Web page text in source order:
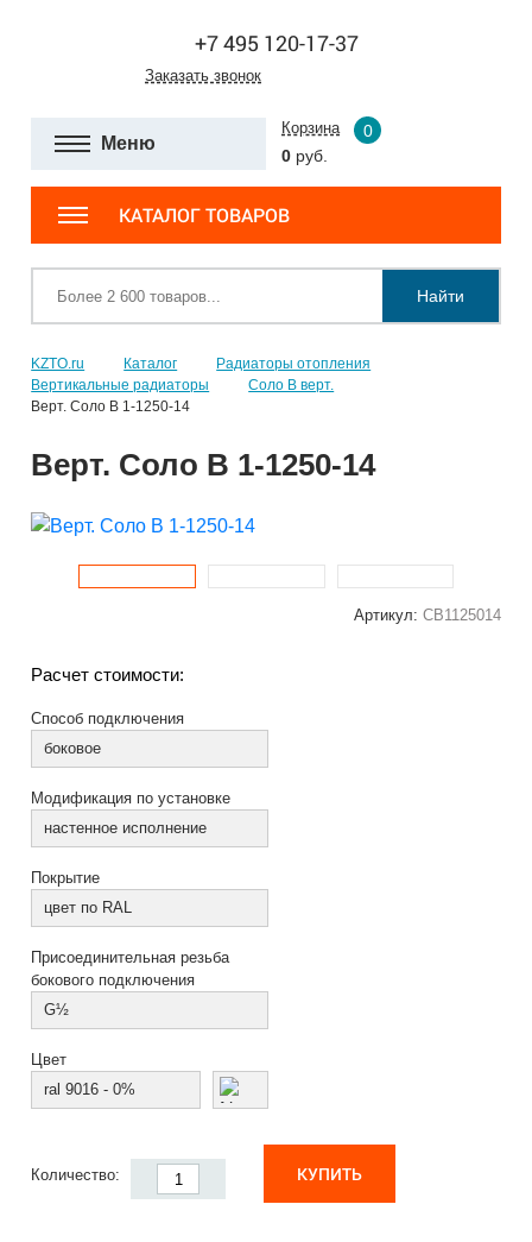
+7 495 120-17-37
Заказать звонок
Меню
Корзина
0
0 руб.
КАТАЛОГ ТОВАРОВ
Найти
KZTO.ru Каталог
Радиаторы отопления
Вертикальные радиаторы
Соло В верт.
Верт. Соло В 1-1250-14
Верт. Соло В 1-1250-14
Артикул: СВ1125014
Расчет стоимости:
Способ подключения
боковое
Модификация по установке
настенное исполнение
Покрытие
цвет по RAL
Присоединительная резьба
бокового подключения
G½
Цвет
ral 9016 - 0%
Количество: КУПИТЬ